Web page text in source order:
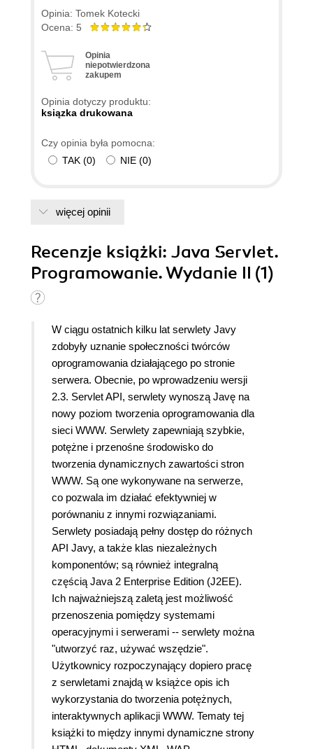
Obecnie na rynku książka ta jest najlepszą
pozycja jaką czytałem (a było ich 6).
doświadczenie z projektowaniem. Nowicjusze
niech kupią coś innego.
Opinia: Tomek Kotecki
Ocena: 5
Opinia
niepotwierdzona
zakupem
Opinia dotyczy produktu:
ksiązka drukowana
Czy opinia była pomocna:
TAK (0) NIE (0)
więcej opinii
Recenzje książki: Java Servlet.
Programowanie. Wydanie II (1)
W ciągu ostatnich kilku lat serwlety Javy
zdobyły uznanie społeczności twórców
oprogramowania działającego po stronie
serwera. Obecnie, po wprowadzeniu wersji
2.3. Servlet API, serwlety wynoszą Javę na
nowy poziom tworzenia oprogramowania dla
sieci WWW. Serwlety zapewniają szybkie,
potężne i przenośne środowisko do
tworzenia dynamicznych zawartości stron
WWW. Są one wykonywane na serwerze,
co pozwala im działać efektywniej w
porównaniu z innymi rozwiązaniami.
Serwlety posiadają pełny dostęp do różnych
API Javy, a także klas niezależnych
komponentów; są również integralną
częścią Java 2 Enterprise Edition (J2EE).
Ich najważniejszą zaletą jest możliwość
przenoszenia pomiędzy systemami
operacyjnymi i serwerami -- serwlety można
"utworzyć raz, używać wszędzie".
Użytkownicy rozpoczynający dopiero pracę
z serwletami znajdą w książce opis ich
wykorzystania do tworzenia potężnych,
interaktywnych aplikacji WWW. Tematy tej
książki to między innymi dynamiczne strony